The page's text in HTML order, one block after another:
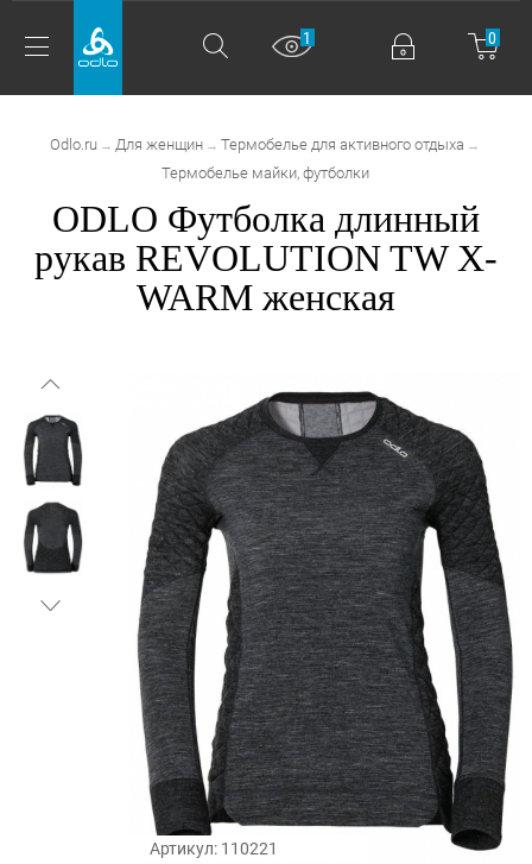
0
1
Odlo.ru → Для женщин → Термобелье для активного отдыха →
Термобелье майки, футболки
ODLO Футболка длинный
рукав REVOLUTION TW X-
WARM женская
Артикул: 110221